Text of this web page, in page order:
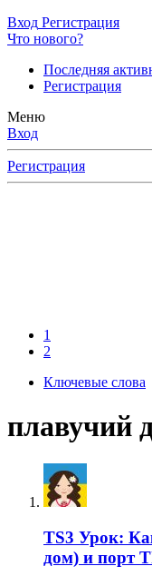
Вход Регистрация
Что нового?
Последняя
Регистрация
Меню
Вход
Регистрация
1
2
Ключевые слова
плавучий
TS3 Урок:
дом) и порт